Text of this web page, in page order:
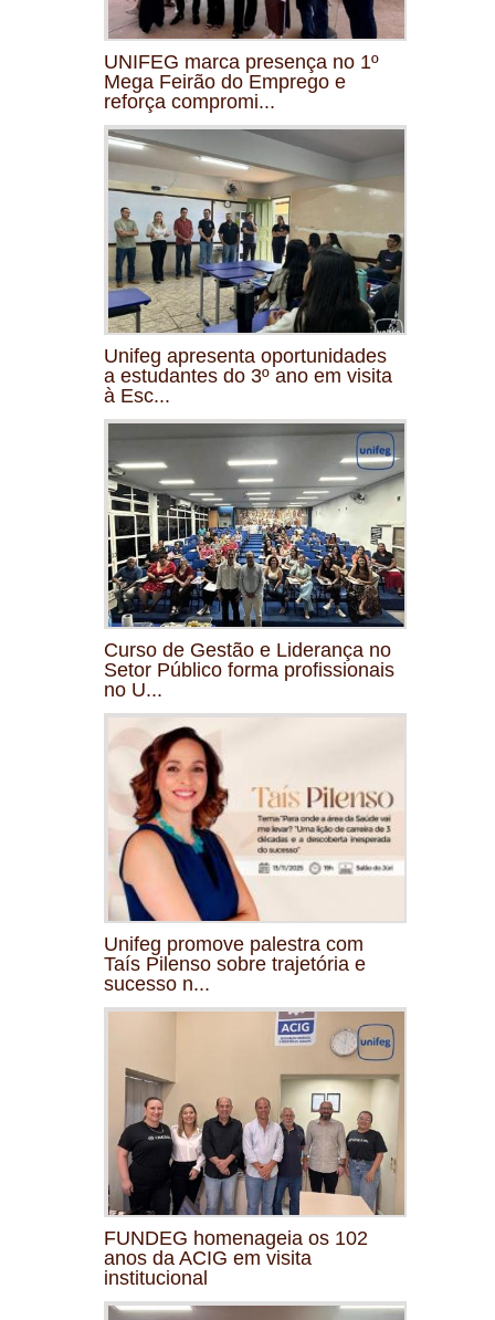
UNIFEG marca presença no 1º
Mega Feirão do Emprego e
reforça compromi...
Unifeg apresenta oportunidades
a estudantes do 3º ano em visita
à Esc...
Curso de Gestão e Liderança no
Setor Público forma profissionais
no U...
Unifeg promove palestra com
Taís Pilenso sobre trajetória e
sucesso n...
FUNDEG homenageia os 102
anos da ACIG em visita
institucional